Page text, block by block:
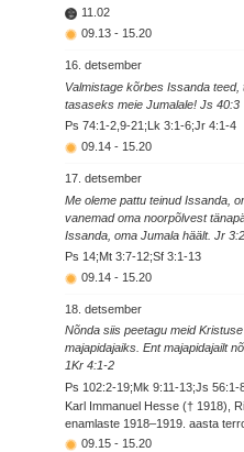
11.02
09.13 - 15.20
16. detsember
Valmistage kõrbes Issanda teed,
tasaseks meie Jumalale! Js 40:3
Ps 74:1-2,9-21;Lk 3:1-6;Jr 4:1-4
09.14 - 15.20
17. detsember
Me oleme pattu teinud Issanda,
vanemad oma noorpõlvest
Issanda, oma Jumala häält. Jr
Ps 14;Mt 3:7-12;Sf 3:1-13
09.14 - 15.20
18. detsember
Nõnda siis peetagu meid
majapidajaiks. Ent majapidajailt
1Kr 4:1-2
Ps 102:2-19;Mk 9:11-13;Js 56:1-
Karl Immanuel Hesse († 1918),
enamlaste 1918–1919. aasta
09.15 - 15.20